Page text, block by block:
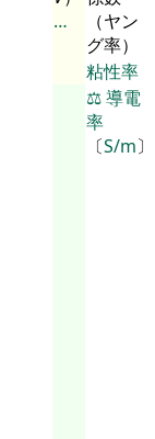
…
（ヤン
グ率）
粘性率
⚖️導電
率
〔S/m〕